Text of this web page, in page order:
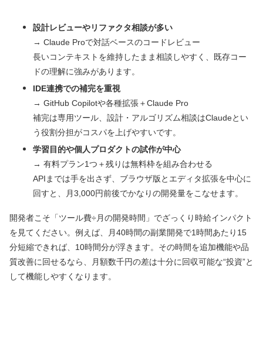
設計レビューやリファクタ相談が多い
→ Claude Proで対話ベースのコードレビュー
長いコンテキストを維持したまま相談しやすく、既存コー
ドの理解に強みがあります。
IDE連携での補完を重視
→ GitHub Copilotや各種拡張＋Claude Pro
補完は専用ツール、設計・アルゴリズム相談はClaudeとい
う役割分担がコスパを上げやすいです。
学習目的や個人プロダクトの試作が中心
→ 有料プラン1つ＋残りは無料枠を組み合わせる
APIまでは手を出さず、ブラウザ版とエディタ拡張を中心に
回すと、月3,000円前後でかなりの開発量をこなせます。
開発者こそ「ツール費÷月の開発時間」でざっくり時給インパクト
を見てください。例えば、月40時間の副業開発で1時間あたり15
分短縮できれば、10時間分が浮きます。その時間を追加機能や品
質改善に回せるなら、月額数千円の差は十分に回収可能な“投資”と
して機能しやすくなります。